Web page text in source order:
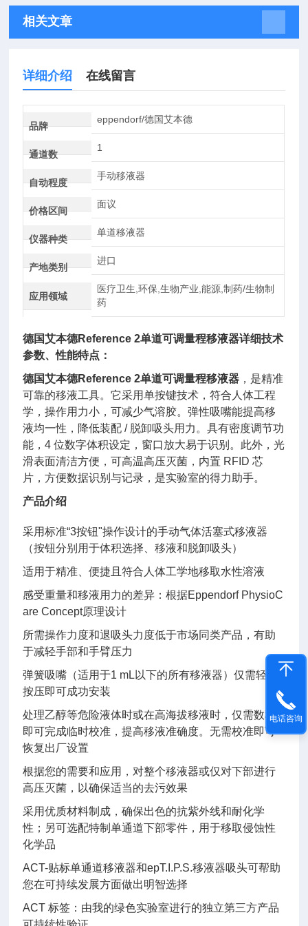
相关文章
详细介绍 在线留言
品牌
eppendorf/德国艾本德
通道数
1
自动程度
手动移液器
价格区间
面议
仪器种类
单道移液器
产地类别
进口
应用领域
医疗卫生,环保,生物产业,能源,制药/生物制
药
德国艾本德Reference 2单道可调量程移液器详细技术
参数、性能特点：
德国艾本德Reference 2单道可调量程移液器 ，是精准
可靠的移液工具。它采用单按键技术，符合人体工程
学，操作用力小，可减少气溶胶。弹性吸嘴能提高移
液均一性，降低装配 / 脱卸吸头用力。具有密度调节功
能，4 位数字体积设定，窗口放大易于识别。此外，光
滑表面清洁方便，可高温高压灭菌，内置 RFID 芯
片，方便数据识别与记录，是实验室的得力助手。
产品介绍
采用标准“3按钮"操作设计的手动气体活塞式移液器
（按钮分别用于体积选择、移液和脱卸吸头）
适用于精准、便捷且符合人体工学地移取水性溶液
感受重量和移液用力的差异：根据Eppendorf PhysioC
are Concept原理设计
所需操作力度和退吸头力度低于市场同类产品，有助
于减轻手部和手臂压力
弹簧吸嘴（适用于1 mL以下的所有移液器）仅需轻轻
按压即可成功安装
处理乙醇等危险液体时或在高海拔移液时，仅需数秒
即可完成临时校准，提高移液准确度。无需校准即可
恢复出厂设置
根据您的需要和应用，对整个移液器或仅对下部进行
高压灭菌，以确保适当的去污效果
采用优质材料制成，确保出色的抗紫外线和耐化学
性；另可选配特制单通道下部零件，用于移取侵蚀性
化学品
ACT-贴标单通道移液器和epT.I.P.S.移液器吸头可帮助
您在可持续发展方面做出明智选择
ACT 标签：由我的绿色实验室进行的独立第三方产品
电话咨询